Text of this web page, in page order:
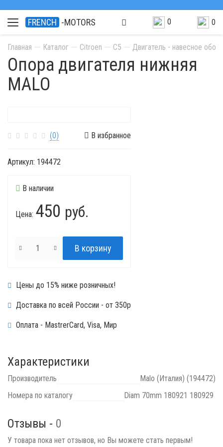
FRENCH -MOTORS 0 0
Главная Каталог Citroen C5 Двигатель - навесное
Опора двигателя нижняя
MALO
(0) В избранное
Артикул: 194472
В наличии
Цена: 450 руб.
Цены до 15% ниже розничных!
Доставка по всей России - от 350р
Оплата - MastrerCard, Visa, Мир
Характеристики
Производитель
Malo (Италия) (194472)
Номера по каталогу
Diam 70mm 180921 180929
Отзывы - 0
У товара пока нет отзывов, но Вы можете стать первым!